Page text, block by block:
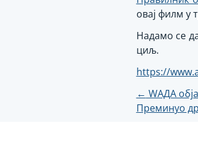
овај филм у
Надамо се
циљ.
https://
← WАДА
Преминуо